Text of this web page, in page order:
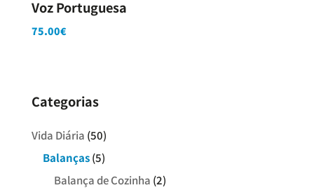
Voz Portuguesa
75.00€
Categorias
Vida Diária (50)
Balanças (5)
Balança de Cozinha (2)